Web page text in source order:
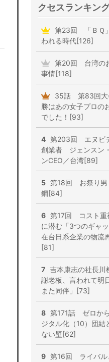
クセスランキン
第23回 「ＢＱ
われる時代[126]
第20回 台湾の
事情[118]
35話 第83回
勝はあの女子プロの
でした！[93]
4 第203回 エヌビ
創業者 ジェンスン
ンCEO／台湾[89]
5 第18回 お祭り
鋼[84]
6 第17回 コスト重
に潜む「3つのギャッ
在台日系企業の物流
[81]
7 吉本康志の社長川
謝老板、言われて明
また同伴」[73]
8 第171話 ゼロか
ジタル化（10）団結
ない壁[62]
9 第16回 ライバル